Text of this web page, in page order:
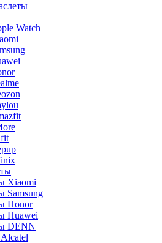
Watch
Xiaomi
Samsung
Honor
Huawei
DENN